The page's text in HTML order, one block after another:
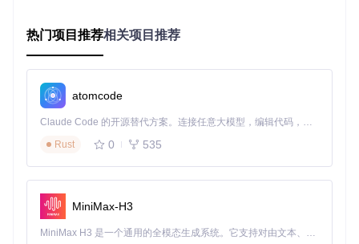
        points: 原始点云数组 (N, 3)
        降采样后的点云数组
    """
# 计算每个点的空间索引
    tree = KDTree(indices)
# 构建空间索引字典
    unique_indices = np.unique(indices, axis=
    downsampled = []
热门项目推荐相关项目推荐
atomcode
Claude Code 的开源替代方案。连接任意大模型，编辑代码，运行命令，自动验证 — 全自动执行。用 Rust 构建，极致性能。 ｜ An open-source alternative to Claude Code. Connect any LLM, edit code, run commands, and verify changes — autonomously. Built in Rust for speed. Get Started
Rust
0 535
MiniMax-H3
MiniMax H3 是一个通用的全模态生成系统。它支持对由文本、图像、视频和音频组成的多模态上下文进行统一理解，并能生成分辨率高达 2K、时长可达 15 秒的带原生立体声音频的视频。得益于面向任务泛化的系统设计，H3 在预训练阶段就已具备广泛的多模态上下文理解与生成能力，能够出色地执行复杂的多模态指令。